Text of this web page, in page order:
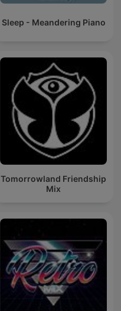
Sleep - Meandering Piano
Tomorrowland Friendship
Mix